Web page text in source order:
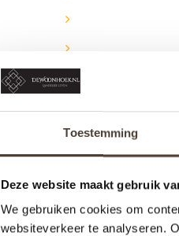
Toestemming
Deze website maakt gebruik
We gebruiken cookies om
websiteverkeer te analyseren.
IN